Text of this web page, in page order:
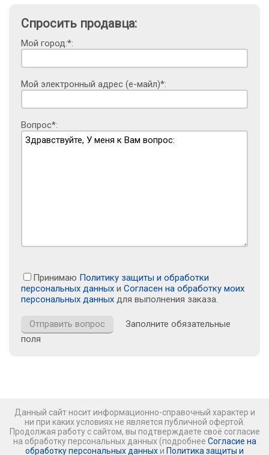
Спросить продавца:
Мой город:*:
Мой электронный адрес (е-майл)*:
Вопрос*:
Принимаю Политику защиты и обработки
персональных данных и Согласен на обработку моих
персональных данных для выполнения заказа.
Заполните обязательные
поля
Данный сайт носит информационно-справочный характер и
ни при каких условиях не является публичной офертой.
Продолжая работу с сайтом, вы подтверждаете своё согласие
на обработку персональных данных (подробнее Согласие на
обработку персональных данных и Политика защиты и